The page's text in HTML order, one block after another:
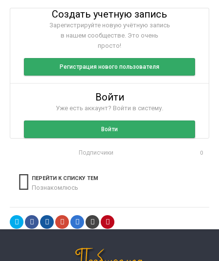
Создать учетную запись
Зарегистрируйте новую учётную запись
в нашем сообществе. Это очень
просто!
Регистрация нового пользователя
Войти
Уже есть аккаунт? Войти в систему.
Войти
Подписчики 0
ПЕРЕЙТИ К СПИСКУ ТЕМ
Познакомлюсь